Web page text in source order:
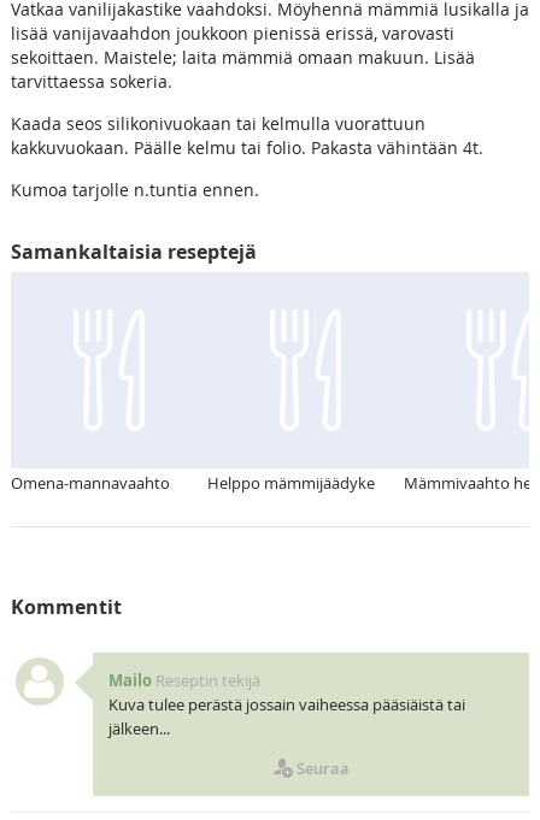
Vatkaa vanilijakastike vaahdoksi. Möyhennä mämmiä lusikalla ja
lisää vanijavaahdon joukkoon pienissä erissä, varovasti
sekoittaen. Maistele; laita mämmiä omaan makuun. Lisää
tarvittaessa sokeria.
Kaada seos silikonivuokaan tai kelmulla vuorattuun
kakkuvuokaan. Päälle kelmu tai folio. Pakasta vähintään 4t.
Kumoa tarjolle n.tuntia ennen.
Samankaltaisia reseptejä
Omena-mannavaahto Helppo mämmijäädyke Mämmivaahto
Kommentit
Mailo Reseptin tekijä
Kuva tulee perästä jossain vaiheessa pääsiäistä tai
jälkeen...
Seuraa